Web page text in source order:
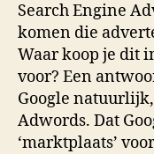
Search Engine
komen die
Waar koop je dit
voor? Een
Google
Adwords. Dat
‘marktplaats’